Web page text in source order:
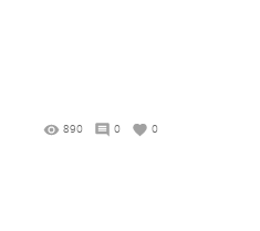
890 0 0